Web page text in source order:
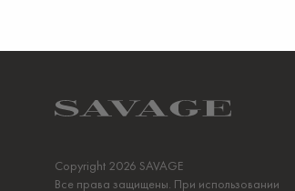
Copyright 2026 SAVAGE
Все права защищены. При использовании